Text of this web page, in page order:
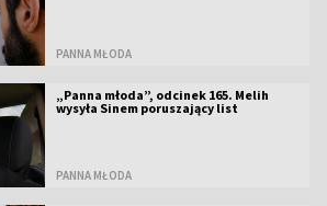
PANNA MŁODA
„Panna młoda”, odcinek 165. Melih
wysyła Sinem poruszający list
PANNA MŁODA